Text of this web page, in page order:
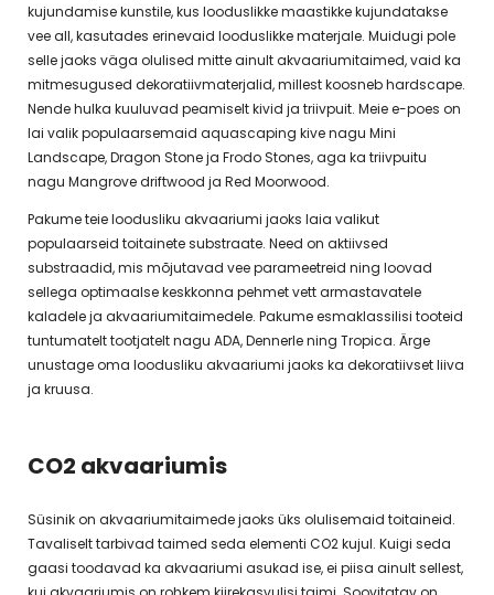
kujundamise kunstile, kus looduslikke maastikke kujundatakse
vee all, kasutades erinevaid looduslikke materjale. Muidugi pole
selle jaoks väga olulised mitte ainult akvaariumitaimed, vaid ka
mitmesugused dekoratiivmaterjalid, millest koosneb hardscape.
Nende hulka kuuluvad peamiselt kivid ja triivpuit. Meie e-poes on
lai valik populaarsemaid aquascaping kive nagu Mini
Landscape, Dragon Stone ja Frodo Stones, aga ka triivpuitu
nagu Mangrove driftwood ja Red Moorwood.
Pakume teie loodusliku akvaariumi jaoks laia valikut
populaarseid toitainete substraate. Need on aktiivsed
substraadid, mis mõjutavad vee parameetreid ning loovad
sellega optimaalse keskkonna pehmet vett armastavatele
kaladele ja akvaariumitaimedele. Pakume esmaklassilisi tooteid
tuntumatelt tootjatelt nagu ADA, Dennerle ning Tropica. Ärge
unustage oma loodusliku akvaariumi jaoks ka dekoratiivset liiva
ja kruusa.
CO2 akvaariumis
Süsinik on akvaariumitaimede jaoks üks olulisemaid toitaineid.
Tavaliselt tarbivad taimed seda elementi CO2 kujul. Kuigi seda
gaasi toodavad ka akvaariumi asukad ise, ei piisa ainult sellest,